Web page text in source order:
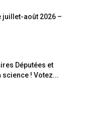
juillet-août 2026 –
Députées et
science ! Votez...